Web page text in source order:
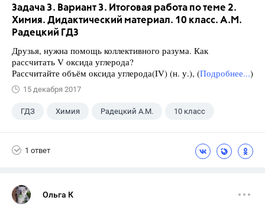
Задача 3. Вариант 3. Итоговая работа по теме 2.
Химия. Дидактический материал. 10 класс. А.М.
Радецкий ГДЗ
Друзья, нужна помощь коллективного разума. Как
рассчитать V оксида углерода?
Рассчитайте объём оксида углерода(IV) (н. у.), (Подробнее...)
15 декабря 2017
ГДЗ Химия Радецкий А.М. 10 класс
1 ответ
Ольга К